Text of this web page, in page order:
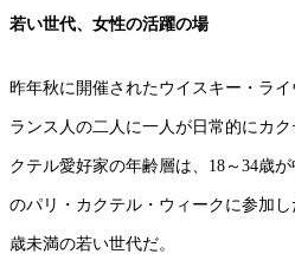
若い世代、女性の活躍の場
昨年秋に開催されたウイスキー・ラ
ランス人の二人に一人が日常的にカ
クテル愛好家の年齢層は、18～34歳
のパリ・カクテル・ウィークに参加
歳未満の若い世代だ。